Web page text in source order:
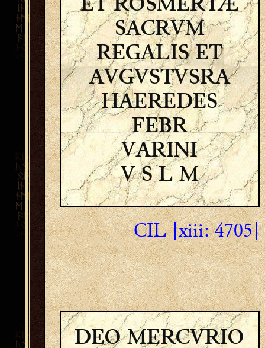
ET ROSMERTÆ
SACRVM
REGALIS ET
AVGVSTVSRA
HAEREDES
FEBR
VARINI
V S L M
CIL [xiii: 4705]
DEO MERCVRIO